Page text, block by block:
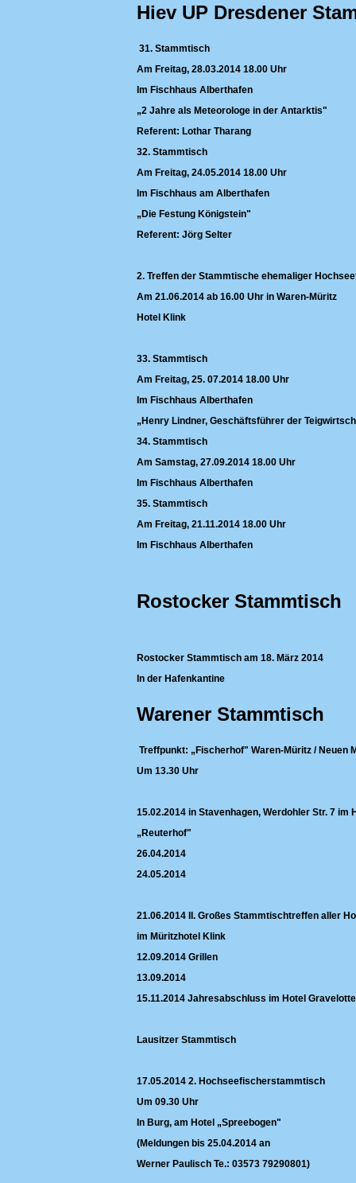
Hiev UP Dresdener
31. Stammtisch
Am Freitag, 28.03.2014 18.00 Uhr
Im Fischhaus Alberthafen
„2 Jahre als Meteorologe in der Antarktis"
Referent: Lothar Tharang
32. Stammtisch
Am Freitag, 24.05.2014 18.00 Uhr
Im Fischhaus am Alberthafen
„Die Festung Königstein"
Referent: Jörg Selter
2. Treffen der Stammtische ehemaliger
Am 21.06.2014 ab 16.00 Uhr in Waren-Müritz
Hotel Klink
33. Stammtisch
Am Freitag, 25. 07.2014 18.00 Uhr
Im Fischhaus Alberthafen
„Henry Lindner, Geschäftsführer der
34. Stammtisch
Am Samstag, 27.09.2014 18.00 Uhr
Im Fischhaus Alberthafen
35. Stammtisch
Am Freitag, 21.11.2014 18.00 Uhr
Im Fischhaus Alberthafen
Rostocker Stammtisch
Rostocker Stammtisch am 18. März 2014
In der Hafenkantine
Warener Stammtisch
Treffpunkt: „Fischerhof" Waren-Müritz / Neuen
Um 13.30 Uhr
15.02.2014 in Stavenhagen, Werdohler Str. 7 im
„Reuterhof"
26.04.2014
24.05.2014
21.06.2014 II. Großes Stammtischtreffen aller
im Müritzhotel Klink
12.09.2014 Grillen
13.09.2014
15.11.2014 Jahresabschluss im Hotel
Lausitzer Stammtisch
17.05.2014 2. Hochseefischerstammtisch
Um 09.30 Uhr
In Burg, am Hotel „Spreebogen"
(Meldungen bis 25.04.2014 an
Werner Paulisch Te.: 03573 79290801)